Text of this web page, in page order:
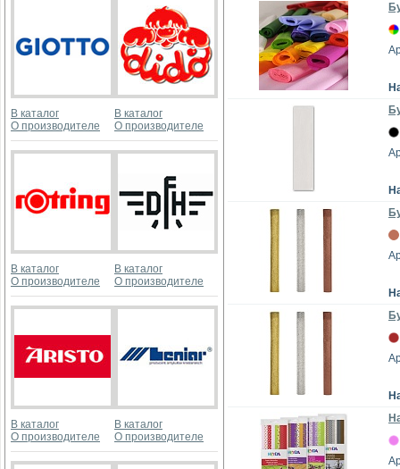
В каталог
О производителе
В каталог
О производителе
В каталог
О производителе
В каталог
О производителе
В каталог
О производителе
В каталог
О производителе